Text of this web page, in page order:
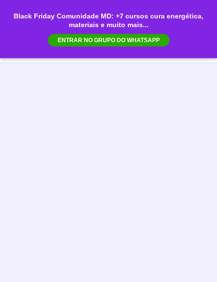
Black Friday Comunidade MD: +7 cursos cura energética,
materiais e muito mais...
ENTRAR NO GRUPO DO WHATSAPP
para